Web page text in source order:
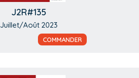
J2R#135
Juillet/Août 2023
COMMANDER